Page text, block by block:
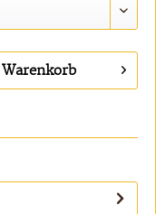
Warenkorb